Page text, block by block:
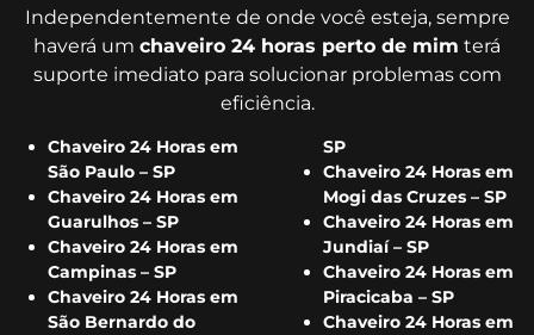
Independentemente de onde você esteja, sempre
haverá um chaveiro 24 horas perto de mim terá
suporte imediato para solucionar problemas com
eficiência.
Chaveiro 24 Horas em
São Paulo – SP
Chaveiro 24 Horas em
Guarulhos – SP
Chaveiro 24 Horas em
Campinas – SP
Chaveiro 24 Horas em
São Bernardo do
SP
Chaveiro 24 Horas em
Mogi das Cruzes – SP
Chaveiro 24 Horas em
Jundiaí – SP
Chaveiro 24 Horas em
Piracicaba – SP
Chaveiro 24 Horas em